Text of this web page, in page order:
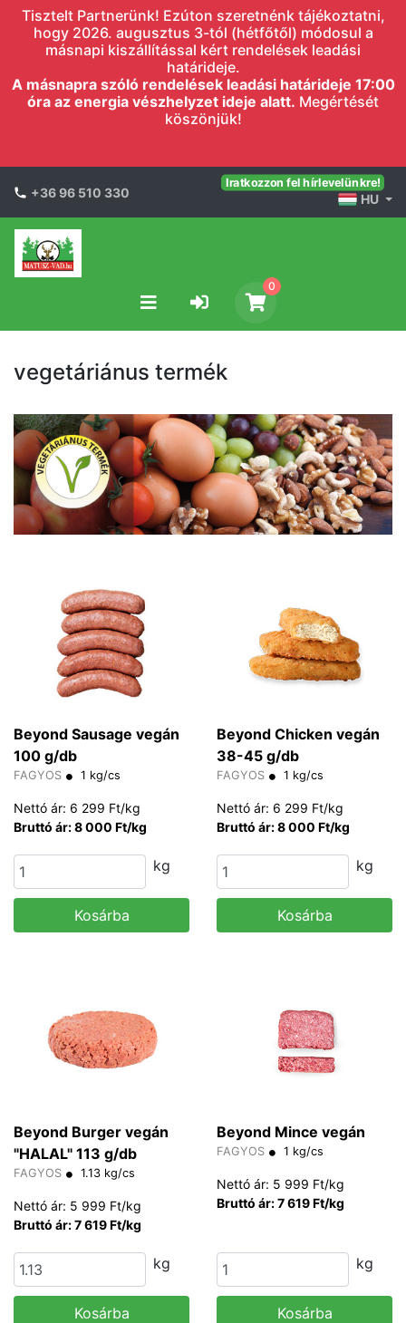
Tisztelt Partnerünk! Ezúton szeretnénk tájékoztatni,
hogy 2026. augusztus 3-tól (hétfőtől) módosul a
másnapi kiszállítással kért rendelések leadási
határideje.
A másnapra szóló rendelések leadási határideje 17:00
óra az energia vészhelyzet ideje alatt. Megértését
köszönjük!
+36 96 510 330
Iratkozzon fel hírlevelünkre!
HU
0
vegetáriánus termék
Beyond Sausage vegán
100 g/db
FAGYOS 1 kg/cs
Nettó ár: 6 299 Ft/kg
Bruttó ár: 8 000 Ft/kg
kg
Kosárba
Beyond Chicken vegán
38-45 g/db
FAGYOS 1 kg/cs
Nettó ár: 6 299 Ft/kg
Bruttó ár: 8 000 Ft/kg
kg
Kosárba
Beyond Burger vegán
"HALAL" 113 g/db
FAGYOS 1.13 kg/cs
Nettó ár: 5 999 Ft/kg
Bruttó ár: 7 619 Ft/kg
kg
Kosárba
Beyond Mince vegán
FAGYOS 1 kg/cs
Nettó ár: 5 999 Ft/kg
Bruttó ár: 7 619 Ft/kg
kg
Kosárba